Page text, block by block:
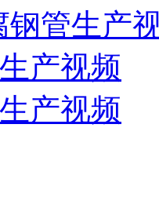
钢管生产
产视频
产视频